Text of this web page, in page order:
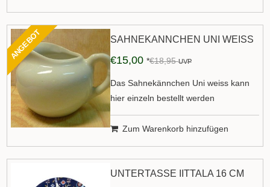
ANGEBOT SAHNEKÄNNCHEN UNI WEISS
€15,00 *€18,95UVP
Das Sahnekännchen Uni weiss kann
hier einzeln bestellt werden
Zum Warenkorb hinzufügen
UNTERTASSE IITTALA 16 CM